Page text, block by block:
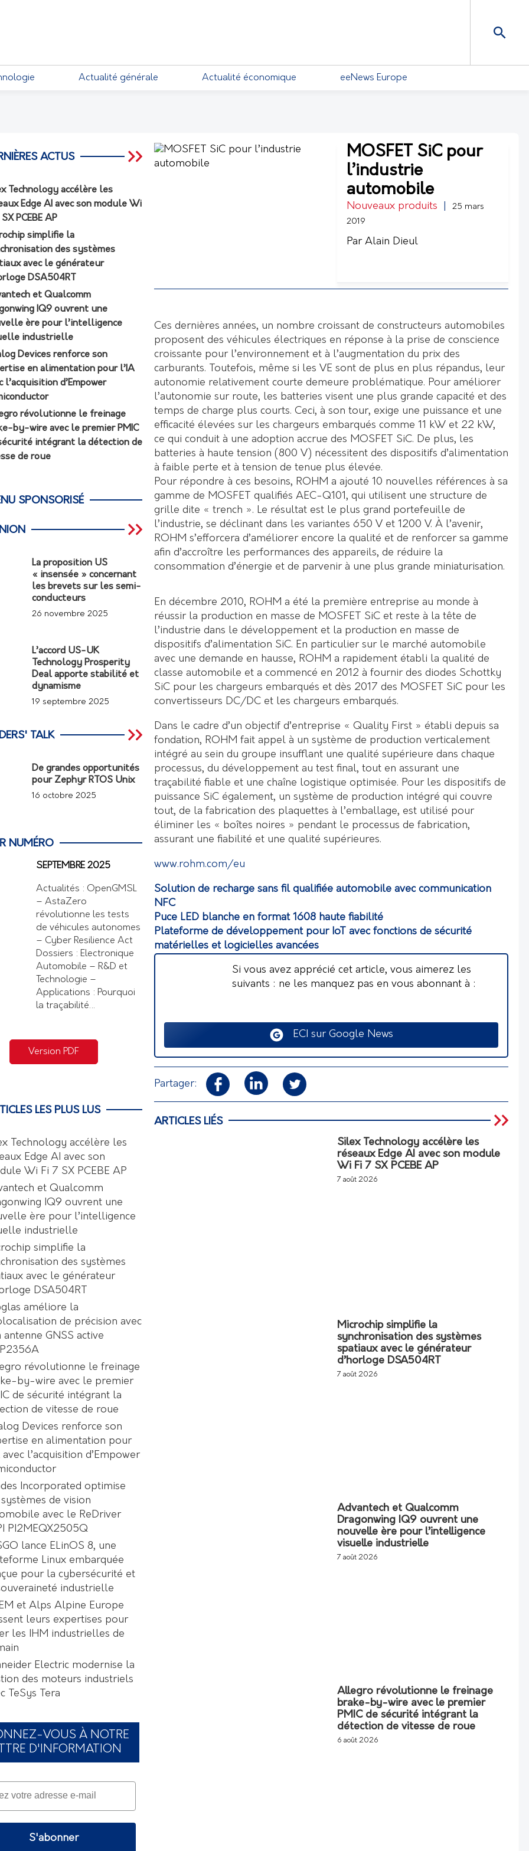
Actualité générale Actualité économique eeNews Europe
MOSFET SiC pour
l’industrie
automobile
Nouveaux produits
25 mars
2019
Par Alain Dieul
Ces dernières années, un nombre croissant de constructeurs automobiles
proposent des véhicules électriques en réponse à la prise de conscience
croissante pour l’environnement et à l’augmentation du prix des
carburants. Toutefois, même si les VE sont de plus en plus répandus, leur
autonomie relativement courte demeure problématique. Pour améliorer
l’autonomie sur route, les batteries visent une plus grande capacité et des
temps de charge plus courts. Ceci, à son tour, exige une puissance et une
efficacité élevées sur les chargeurs embarqués comme 11 kW et 22 kW,
ce qui conduit à une adoption accrue des MOSFET SiC. De plus, les
batteries à haute tension (800 V) nécessitent des dispositifs d’alimentation
à faible perte et à tension de tenue plus élevée.
Pour répondre à ces besoins, ROHM a ajouté 10 nouvelles références à sa
gamme de MOSFET qualifiés AEC-Q101, qui utilisent une structure de
grille dite « trench ». Le résultat est le plus grand portefeuille de
l’industrie, se déclinant dans les variantes 650 V et 1200 V. À l’avenir,
ROHM s’efforcera d’améliorer encore la qualité et de renforcer sa gamme
afin d’accroître les performances des appareils, de réduire la
consommation d’énergie et de parvenir à une plus grande miniaturisation.
En décembre 2010, ROHM a été la première entreprise au monde à
réussir la production en masse de MOSFET SiC et reste à la tête de
l’industrie dans le développement et la production en masse de
dispositifs d’alimentation SiC. En particulier sur le marché automobile
avec une demande en hausse, ROHM a rapidement établi la qualité de
classe automobile et a commencé en 2012 à fournir des diodes Schottky
SiC pour les chargeurs embarqués et dès 2017 des MOSFET SiC pour les
convertisseurs DC/DC et les chargeurs embarqués.
Dans le cadre d’un objectif d’entreprise « Quality First » établi depuis sa
fondation, ROHM fait appel à un système de production verticalement
intégré au sein du groupe insufflant une qualité supérieure dans chaque
processus, du développement au test final, tout en assurant une
traçabilité fiable et une chaîne logistique optimisée. Pour les dispositifs de
puissance SiC également, un système de production intégré qui couvre
tout, de la fabrication des plaquettes à l’emballage, est utilisé pour
éliminer les « boîtes noires » pendant le processus de fabrication,
assurant une fiabilité et une qualité supérieures.
www.rohm.com/eu
Solution de recharge sans fil qualifiée automobile avec communication
NFC
Puce LED blanche en format 1608 haute fiabilité
Plateforme de développement pour IoT avec fonctions de sécurité
matérielles et logicielles avancées
Si vous avez apprécié cet article, vous aimerez les
suivants : ne les manquez pas en vous abonnant à :
ECI sur Google News
Partager:
ARTICLES LIÉS
Silex Technology accélère les
réseaux Edge AI avec son module
Wi Fi 7 SX PCEBE AP
7 août 2026
Microchip simplifie la
synchronisation des systèmes
spatiaux avec le générateur
d’horloge DSA504RT
7 août 2026
Advantech et Qualcomm
Dragonwing IQ9 ouvrent une
nouvelle ère pour l’intelligence
visuelle industrielle
7 août 2026
Allegro révolutionne le freinage
brake-by-wire avec le premier
PMIC de sécurité intégrant la
détection de vitesse de roue
6 août 2026
ACTUS
Technology accélère les
Edge AI avec son module Wi
PCEBE AP
simplifie la
des systèmes
avec le générateur
DSA504RT
et Qualcomm
IQ9 ouvrent une
ère pour l’intelligence
industrielle
Devices renforce son
en alimentation pour l’IA
l’acquisition d’Empower
révolutionne le freinage
by-wire avec le premier PMIC
intégrant la détection de
de roue
SPONSORISÉ
La proposition US
« insensée » concernant
les brevets sur les semi-
conducteurs
26 novembre 2025
L’accord US-UK
Technology Prosperity
Deal apporte stabilité et
dynamisme
19 septembre 2025
TALK
De grandes opportunités
pour Zephyr RTOS Unix
16 octobre 2025
NUMÉRO
SEPTEMBRE 2025
Actualités : OpenGMSL
– AstaZero
révolutionne les tests
de véhicules autonomes
– Cyber Resilience Act
Dossiers : Electronique
Automobile – R&D et
Technologie –
Applications : Pourquoi
la traçabilité…
Version PDF
LES PLUS LUS
Technology accélère les
Edge AI avec son
Wi Fi 7 SX PCEBE AP
et Qualcomm
IQ9 ouvrent une
ère pour l’intelligence
industrielle
simplifie la
des systèmes
avec le générateur
DSA504RT
améliore la
de précision avec
antenne GNSS active
révolutionne le freinage
by-wire avec le premier
de sécurité intégrant la
de vitesse de roue
Devices renforce son
en alimentation pour
avec l’acquisition d’Empower
Incorporated optimise
de vision
avec le ReDriver
PI2MEQX2505Q
lance ELinOS 8, une
Linux embarquée
pour la cybersécurité et
industrielle
et Alps Alpine Europe
leurs expertises pour
les IHM industrielles de
Electric modernise la
des moteurs industriels
TeSys Tera
VOUS À NOTRE
D'INFORMATION
S'abonner